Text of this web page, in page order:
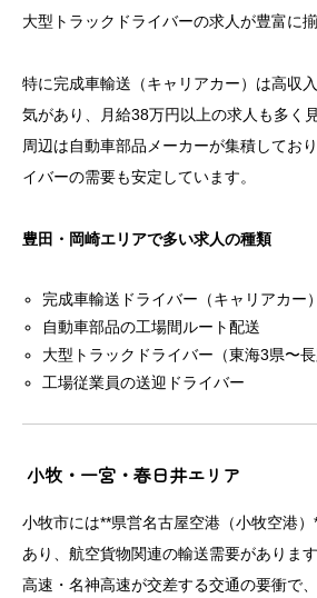
大型トラックドライバーの求人が豊富に揃
特に完成車輸送（キャリアカー）は高収
気があり、月給38万円以上の求人も多く
周辺は自動車部品メーカーが集積してお
イバーの需要も安定しています。
豊田・岡崎エリアで多い求人の種類
完成車輸送ドライバー（キャリアカー）
自動車部品の工場間ルート配送
大型トラックドライバー（東海3県〜長
工場従業員の送迎ドライバー
小牧・一宮・春日井エリア
小牧市には**県営名古屋空港（小牧空港
あり、航空貨物関連の輸送需要がありま
高速・名神高速が交差する交通の要衝で